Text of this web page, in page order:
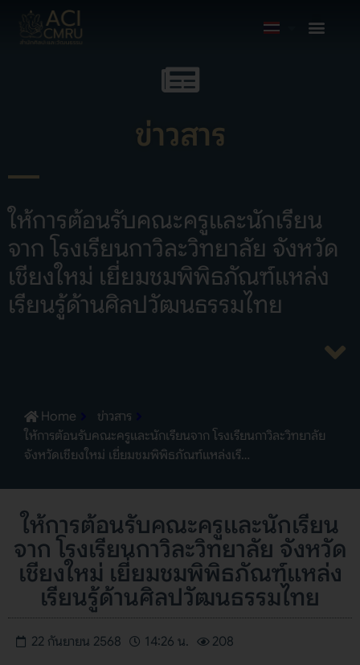
ข่าวสาร
ให้การต้อนรับคณะครูและนักเรียน
จาก โรงเรียนกาวิละวิทยาลัย จังหวัด
เชียงใหม่ เยี่ยมชมพิพิธภัณฑ์แหล่ง
เรียนรู้ด้านศิลปวัฒนธรรมไทย
Home
ข่าวสาร
ให้การต้อนรับคณะครูและนักเรียนจาก โรงเรียนกาวิละวิทยาลัย
จังหวัดเชียงใหม่ เยี่ยมชมพิพิธภัณฑ์แหล่งเรี…
ให้การต้อนรับคณะครูและนักเรียน
จาก โรงเรียนกาวิละวิทยาลัย จังหวัด
เชียงใหม่ เยี่ยมชมพิพิธภัณฑ์แหล่ง
เรียนรู้ด้านศิลปวัฒนธรรมไทย
22 กันยายน 2568 14:26 น. 208